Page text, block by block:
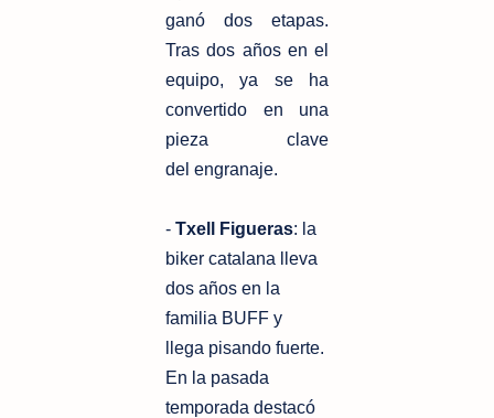
ganó dos etapas.
Trasdos años en el
equipo, ya se ha
convertido en una
pieza clave
del engranaje.
- Txell Figueras: la
biker catalana lleva
dos años en la
familia BUFF y
llega pisando fuerte.
En la pasada
temporada destacó